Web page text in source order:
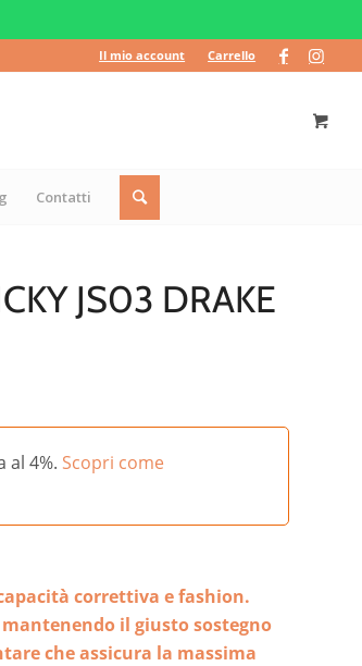
Il mio account Carrello
Contatti
JS03 DRAKE
al 4%. Scopri come
correttiva e fashion.
il giusto sostegno
che assicura la massima